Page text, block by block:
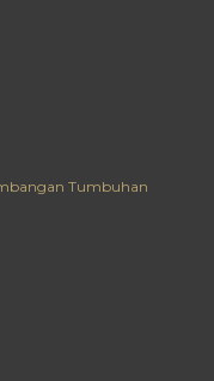
Tumbuhan